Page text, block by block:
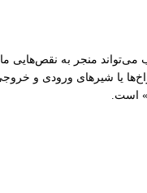
می‌تواند منجر به نقص‌هایی
یا شیرهای ورودی و
» است.